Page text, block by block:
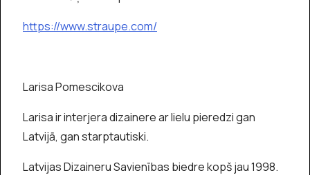
https://www.straupe.com/
Larisa Pomescikova
Larisa ir interjera dizainere ar lielu pieredzi gan
Latvijā, gan starptautiski.
Latvijas Dizaineru Savienības biedre kopš jau 1998.